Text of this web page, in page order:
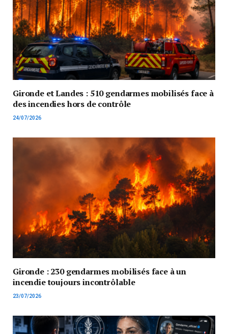
Gironde et Landes : 510 gendarmes mobilisés face à
des incendies hors de contrôle
24/07/2026
Gironde : 230 gendarmes mobilisés face à un
incendie toujours incontrôlable
23/07/2026